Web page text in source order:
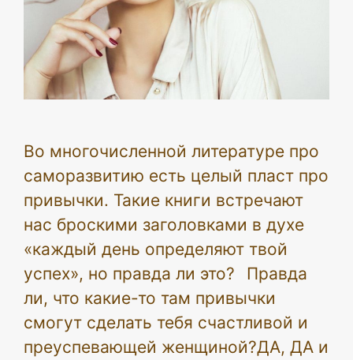
Во многочисленной литературе про
саморазвитию есть целый пласт про
привычки. Такие книги встречают
нас броскими заголовками в духе
«каждый день определяют твой
успех», но правда ли это?⠀Правда
ли, что какие-то там привычки
смогут сделать тебя счастливой и
преуспевающей женщиной?ДА, ДА и